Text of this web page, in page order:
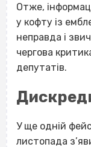
Отже,
у кофту із
неправда і
чергова
депутатів.
У ще одній
листопада